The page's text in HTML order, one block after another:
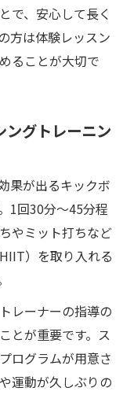
で、安心して長く
方は体験レッスン
ることが大切で
ングトレーニン
果が出るキックボ
1回30分〜45分程
やミット打ちなど
）を取り入れる
レーナーの指導の
とが重要です。ス
ログラムが用意さ
運動が久しぶりの